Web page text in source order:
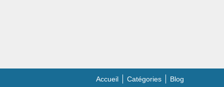
Accueil Catégories Blog